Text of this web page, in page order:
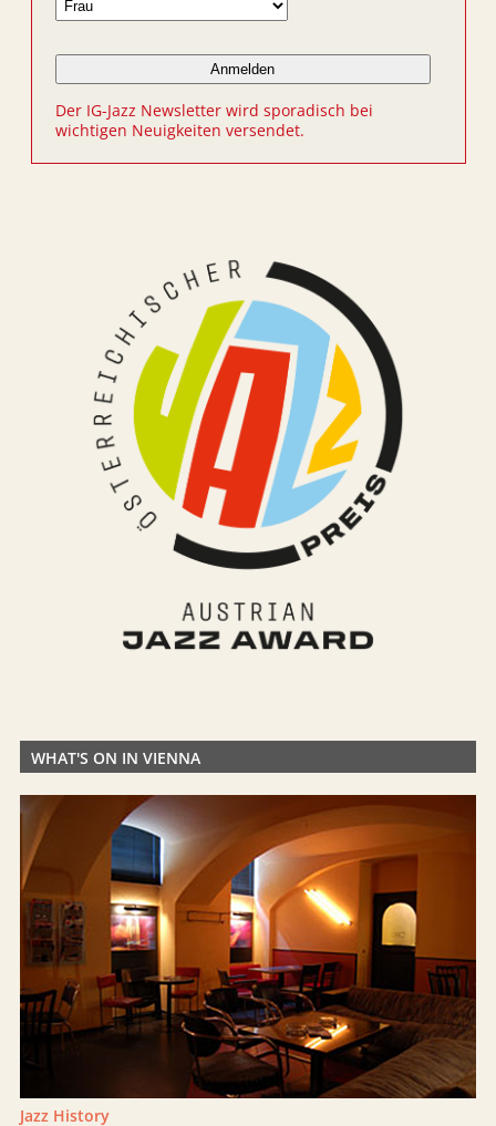
Der IG-Jazz Newsletter wird sporadisch bei
wichtigen Neuigkeiten versendet.
WHAT'S ON IN VIENNA
Jazz History